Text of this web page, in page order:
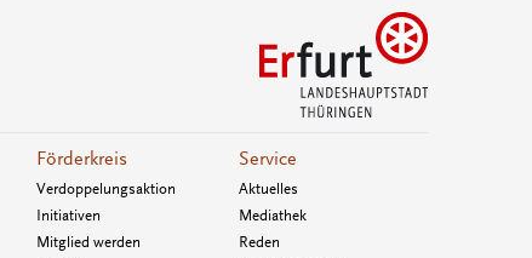
Förderkreis
Verdoppelungsaktion
Initiativen
Mitglied werden
Service
Aktuelles
Mediathek
Reden